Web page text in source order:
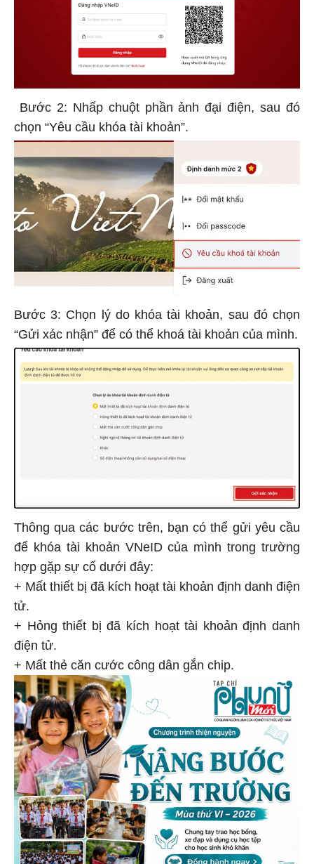
Bước 2: Nhấp chuột phần ảnh đại điện, sau đó
chọn “Yêu cầu khóa tài khoản”.
Bước 3: Chọn lý do khóa tài khoản, sau đó chọn
“Gửi xác nhận” để có thể khoá tài khoản của mình.
Thông qua các bước trên, bạn có thể gửi yêu cầu
để khóa tài khoản VNeID của mình trong trường
hợp gặp sự cố dưới đây:
+ Mất thiết bị đã kích hoạt tài khoản định danh điện
tử.
+ Hỏng thiết bị đã kích hoạt tài khoản định danh
điện tử.
+ Mất thẻ căn cước công dân gắn chip.